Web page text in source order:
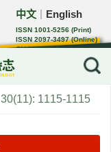
中文 English
ISSN 1001-5256 (Print)
ISSN 2097-3497 (Online)
CN 22-1108/R
30(11): 1115-1115